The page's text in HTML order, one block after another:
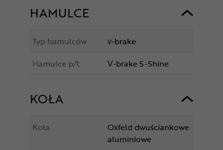
HAMULCE
Typ hamulców
v-brake
Hamulce p/t
V-brake S-Shine
KOŁA
Koła
Oxfeld dwuściankowe
aluminiowe